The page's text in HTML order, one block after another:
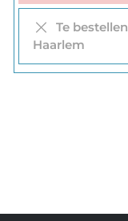
Te
Haarlem